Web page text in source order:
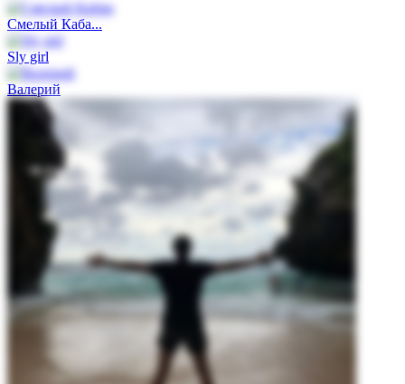
Смелый Каба...
Sly girl
Валерий